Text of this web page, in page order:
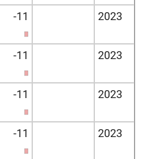
-11 2023
-11 2023
-11 2023
-11 2023